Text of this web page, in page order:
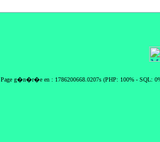
Page g�n�r�e en : 1786200668.0207s (PHP: 100% - SQL: